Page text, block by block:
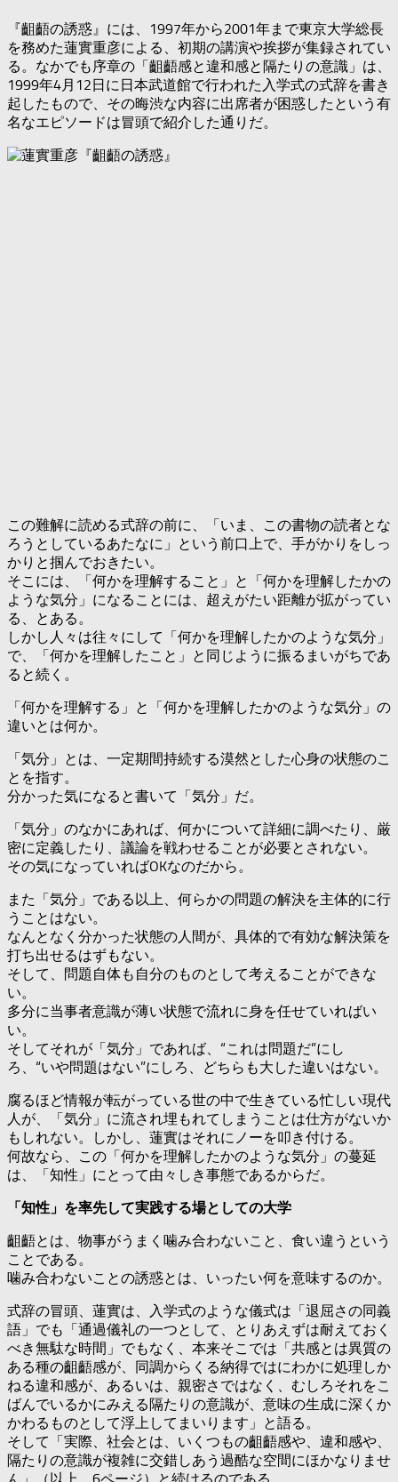
『齟齬の誘惑』には、1997年から2001年まで東京大学総長
を務めた蓮實重彦による、初期の講演や挨拶が集録されてい
る。なかでも序章の「齟齬感と違和感と隔たりの意識」は、
1999年4月12日に日本武道館で行われた入学式の式辞を書き
起したもので、その晦渋な内容に出席者が困惑したという有
名なエピソードは冒頭で紹介した通りだ。
この難解に読める式辞の前に、「いま、この書物の読者とな
ろうとしているあたなに」という前口上で、手がかりをしっ
かりと掴んでおきたい。
そこには、「何かを理解すること」と「何かを理解したかの
ような気分」になることには、超えがたい距離が拡がってい
る、とある。
しかし人々は往々にして「何かを理解したかのような気分」
で、「何かを理解したこと」と同じように振るまいがちであ
ると続く。
「何かを理解する」と「何かを理解したかのような気分」の
違いとは何か。
「気分」とは、一定期間持続する漠然とした心身の状態のこ
とを指す。
分かった気になると書いて「気分」だ。
「気分」のなかにあれば、何かについて詳細に調べたり、厳
密に定義したり、議論を戦わせることが必要とされない。
その気になっていればOKなのだから。
また「気分」である以上、何らかの問題の解決を主体的に行
うことはない。
なんとなく分かった状態の人間が、具体的で有効な解決策を
打ち出せるはずもない。
そして、問題自体も自分のものとして考えることができな
い。
多分に当事者意識が薄い状態で流れに身を任せていればい
い。
そしてそれが「気分」であれば、“これは問題だ”にし
ろ、“いや問題はない”にしろ、どちらも大した違いはない。
腐るほど情報が転がっている世の中で生きている忙しい現代
人が、「気分」に流され埋もれてしまうことは仕方がないか
もしれない。しかし、蓮實はそれにノーを叩き付ける。
何故なら、この「何かを理解したかのような気分」の蔓延
は、「知性」にとって由々しき事態であるからだ。
「知性」を率先して実践する場としての大学
齟齬とは、物事がうまく噛み合わないこと、食い違うという
ことである。
噛み合わないことの誘惑とは、いったい何を意味するのか。
式辞の冒頭、蓮實は、入学式のような儀式は「退屈さの同義
語」でも「通過儀礼の一つとして、とりあえずは耐えておく
べき無駄な時間」でもなく、本来そこでは「共感とは異質の
ある種の齟齬感が、同調からくる納得ではにわかに処理しか
ねる違和感が、あるいは、親密さではなく、むしろそれをこ
ばんでいるかにみえる隔たりの意識が、意味の生成に深くか
かわるものとして浮上してまいります」と語る。
そして「実際、社会とは、いくつもの齟齬感や、違和感や、
隔たりの意識が複雑に交錯しあう過酷な空間にほかなりませ